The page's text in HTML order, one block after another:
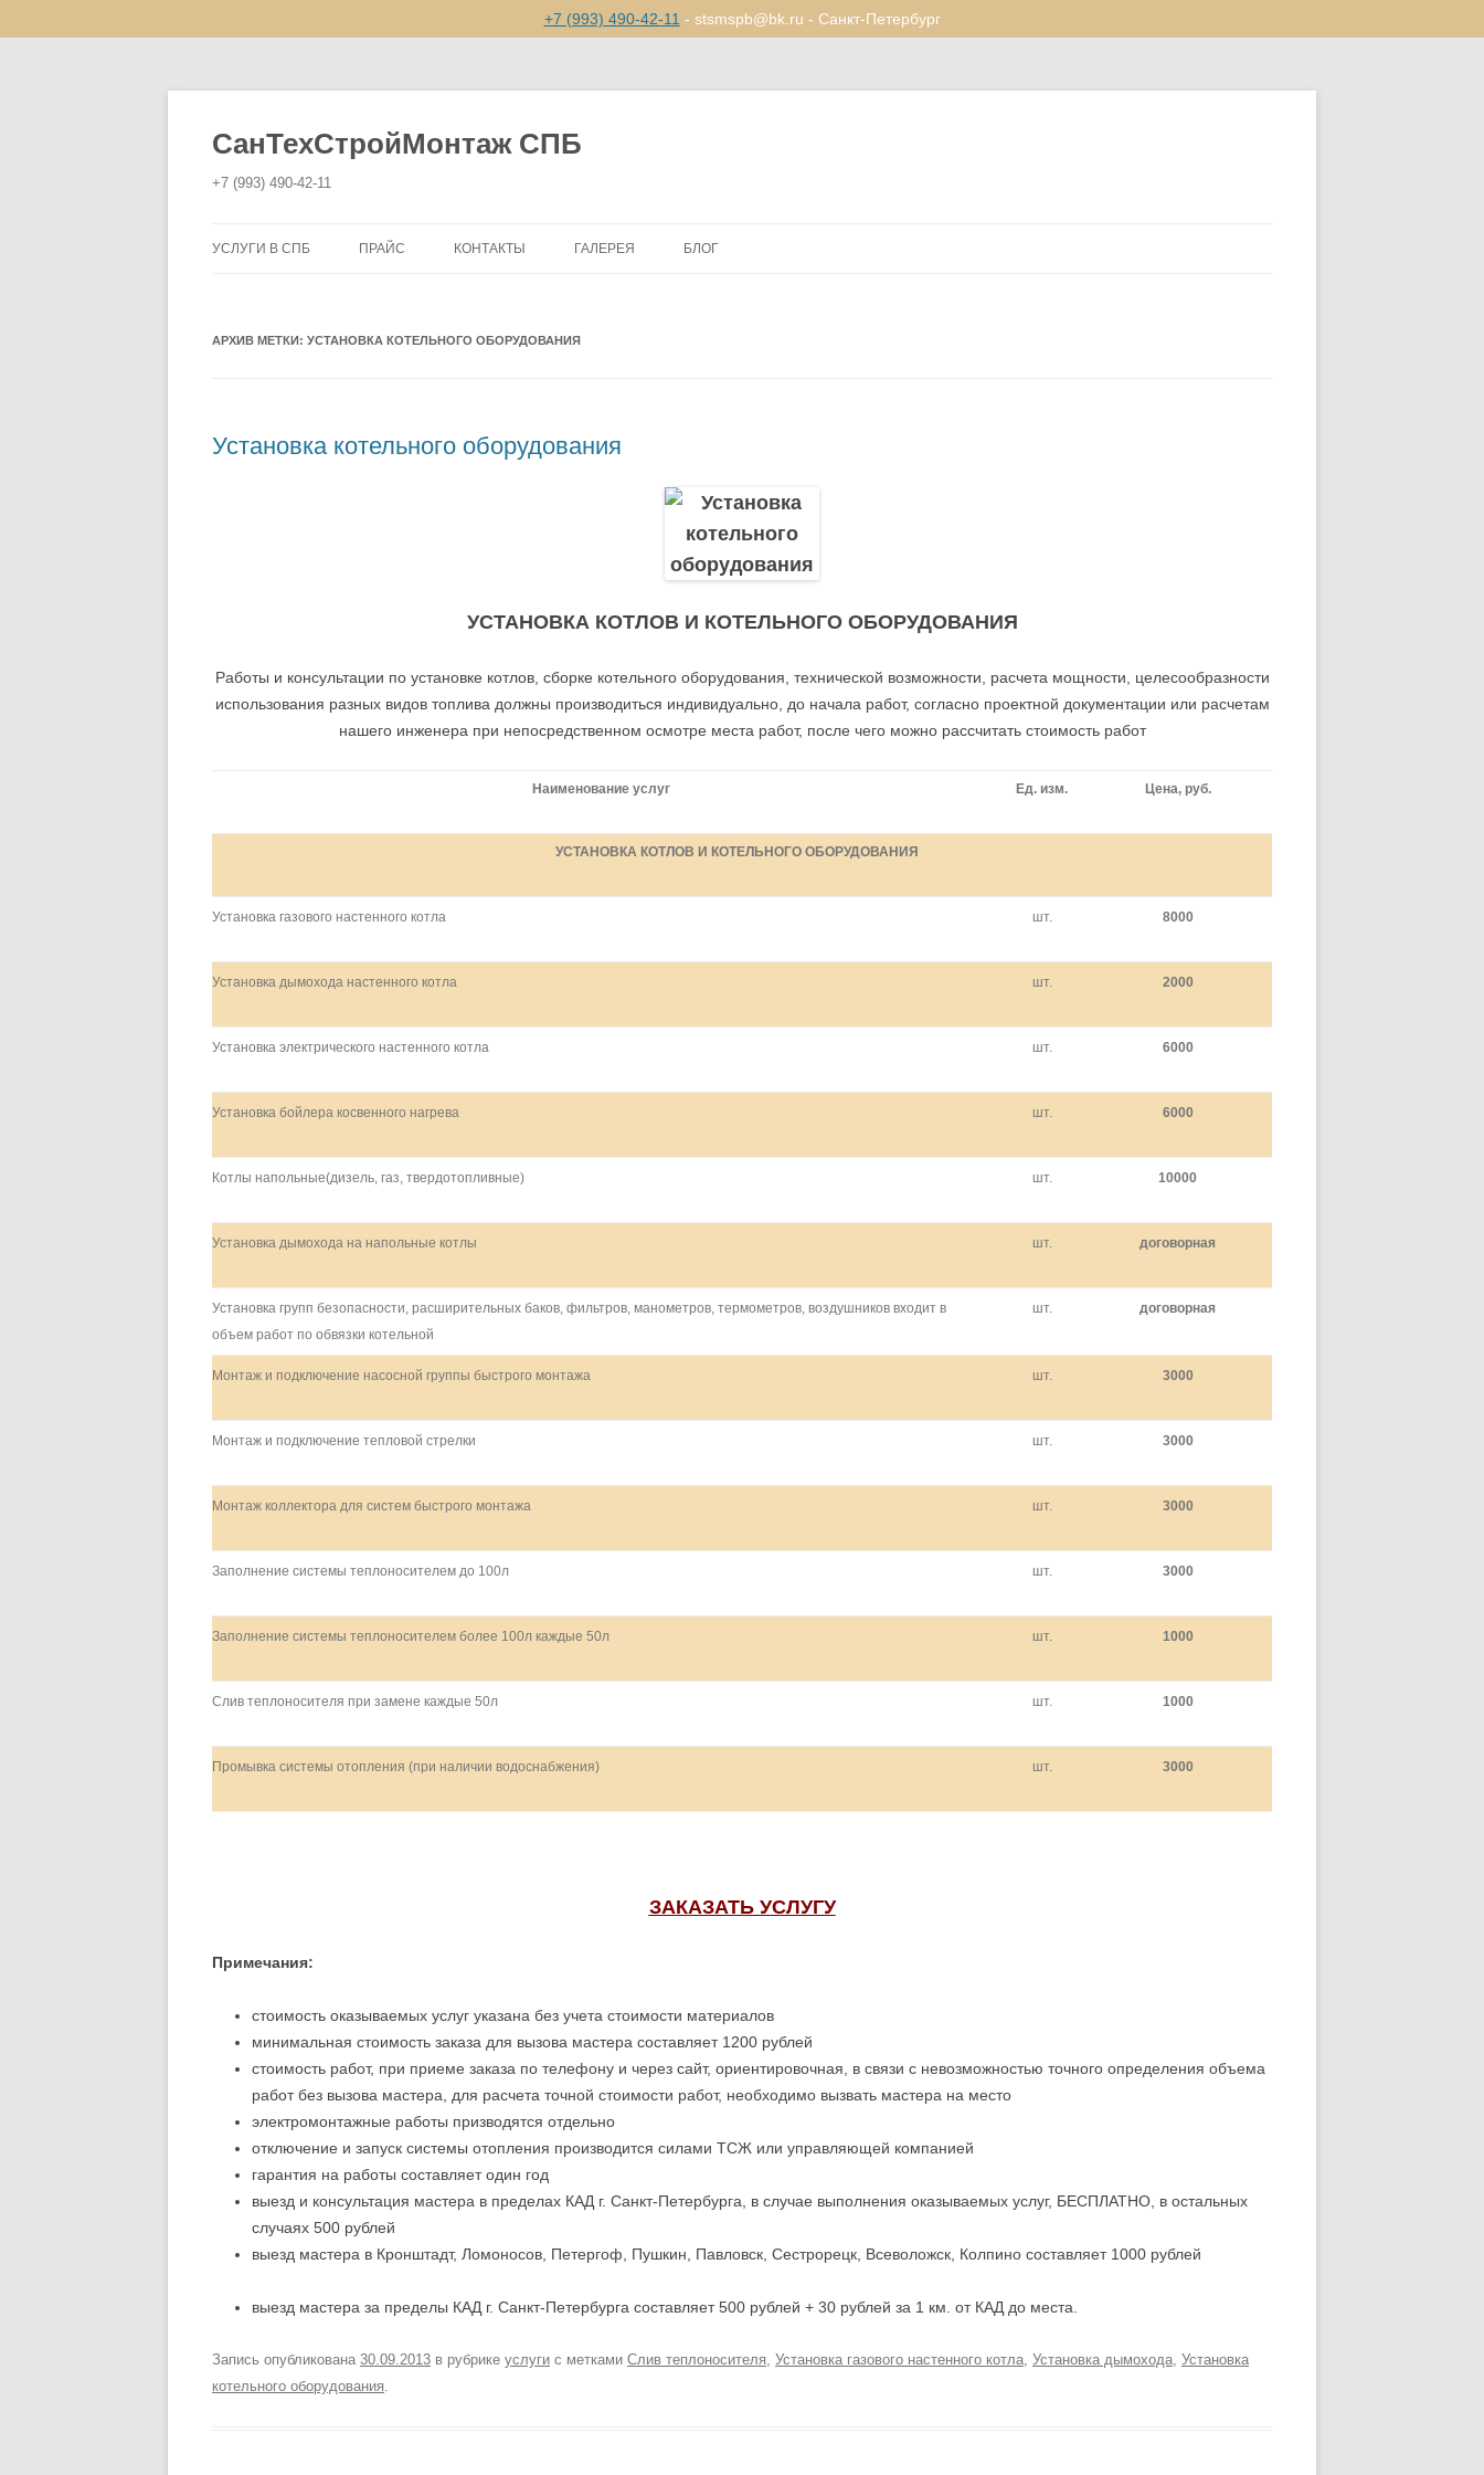
+7 (993) 490-42-11 - stsmspb@bk.ru - Санкт-Петербург
СанТехСтройМонтаж СПБ
+7 (993) 490-42-11
УСЛУГИ В СПБ
УСТАНОВКА И ЗАМЕНА
УСТАНОВКА И ЗАМЕНА ВАНН
УСТАНОВКА И ЗАМЕНА
ОБОРУДОВАНИЯ
СИСТЕМЫ ТЕПЛЫХ ПОЛОВ
ПРАЙС КОНТАКТЫ ГАЛЕРЕЯ БЛОГ
АРХИВ МЕТКИ: УСТАНОВКА КОТЕЛЬНОГО ОБОРУДОВАНИЯ
Установка котельного оборудования
УСТАНОВКА КОТЛОВ И КОТЕЛЬНОГО ОБОРУДОВАНИЯ
Работы и консультации по установке котлов, сборке котельного оборудования, технической возможности, расчета мощности, целесообразности
использования разных видов топлива должны производиться индивидуально, до начала работ, согласно проектной документации или расчетам
нашего инженера при непосредственном осмотре места работ, после чего можно рассчитать стоимость работ
Наименование услуг Ед. изм. Цена, руб.
УСТАНОВКА КОТЛОВ И КОТЕЛЬНОГО ОБОРУДОВАНИЯ
Установка газового настенного котла шт. 8000
Установка дымохода настенного котла шт. 2000
Установка электрического настенного котла шт. 6000
Установка бойлера косвенного нагрева шт. 6000
Котлы напольные(дизель, газ, твердотопливные) шт. 10000
Установка дымохода на напольные котлы шт. договорная
Установка групп безопасности, расширительных баков, фильтров, манометров, термометров, воздушников входит в
объем работ по обвязки котельной
шт. договорная
Монтаж и подключение насосной группы быстрого монтажа шт. 3000
Монтаж и подключение тепловой стрелки шт. 3000
Монтаж коллектора для систем быстрого монтажа шт. 3000
Заполнение системы теплоносителем до 100л шт. 3000
Заполнение системы теплоносителем более 100л каждые 50л шт. 1000
Слив теплоносителя при замене каждые 50л шт. 1000
Промывка системы отопления (при наличии водоснабжения) шт. 3000
ЗАКАЗАТЬ УСЛУГУ
Примечания:
стоимость оказываемых услуг указана без учета стоимости материалов
минимальная стоимость заказа для вызова мастера составляет 1200 рублей
стоимость работ, при приеме заказа по телефону и через сайт, ориентировочная, в связи с невозможностью точного определения объема
работ без вызова мастера, для расчета точной стоимости работ, необходимо вызвать мастера на место
электромонтажные работы призводятся отдельно
отключение и запуск системы отопления производится силами ТСЖ или управляющей компанией
гарантия на работы составляет один год
выезд и консультация мастера в пределах КАД г. Санкт-Петербурга, в случае выполнения оказываемых услуг, БЕСПЛАТНО, в остальных
случаях 500 рублей
выезд мастера в Кронштадт, Ломоносов, Петергоф, Пушкин, Павловск, Сестрорецк, Всеволожск, Колпино составляет 1000 рублей
выезд мастера за пределы КАД г. Санкт-Петербурга составляет 500 рублей + 30 рублей за 1 км. от КАД до места.
Запись опубликована 30.09.2013 в рубрике услуги с метками Слив теплоносителя, Установка газового настенного котла, Установка дымохода, Установка
котельного оборудования.